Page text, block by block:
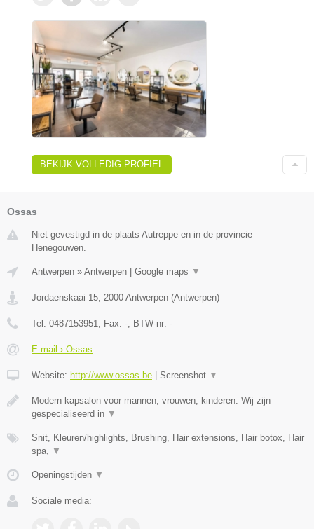
BEKIJK VOLLEDIG PROFIEL
Ossas
Niet gevestigd in de plaats Autreppe en in de provincie
Henegouwen.
Antwerpen » Antwerpen | Google maps ▼
Jordaenskaai 15 2000 Antwerpen (Antwerpen)
Tel: 0487153951 , Fax: - , BTW-nr: -
E-mail › Ossas
Website: http://www.ossas.be | Screenshot ▼
Modern kapsalon voor mannen, vrouwen, kinderen. Wij zijn
gespecialiseerd in ▼
Snit, Kleuren/highlights, Brushing, Hair extensions, Hair botox, Hair
spa,
▼
Openingstijden ▼
Sociale media: